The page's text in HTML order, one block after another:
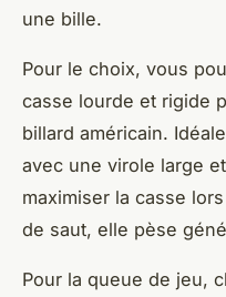
une bille.
Pour le choix, vous
casse lourde et rigide
billard américain.
avec une virole large
maximiser la casse
de saut, elle pèse
Pour la queue de jeu,